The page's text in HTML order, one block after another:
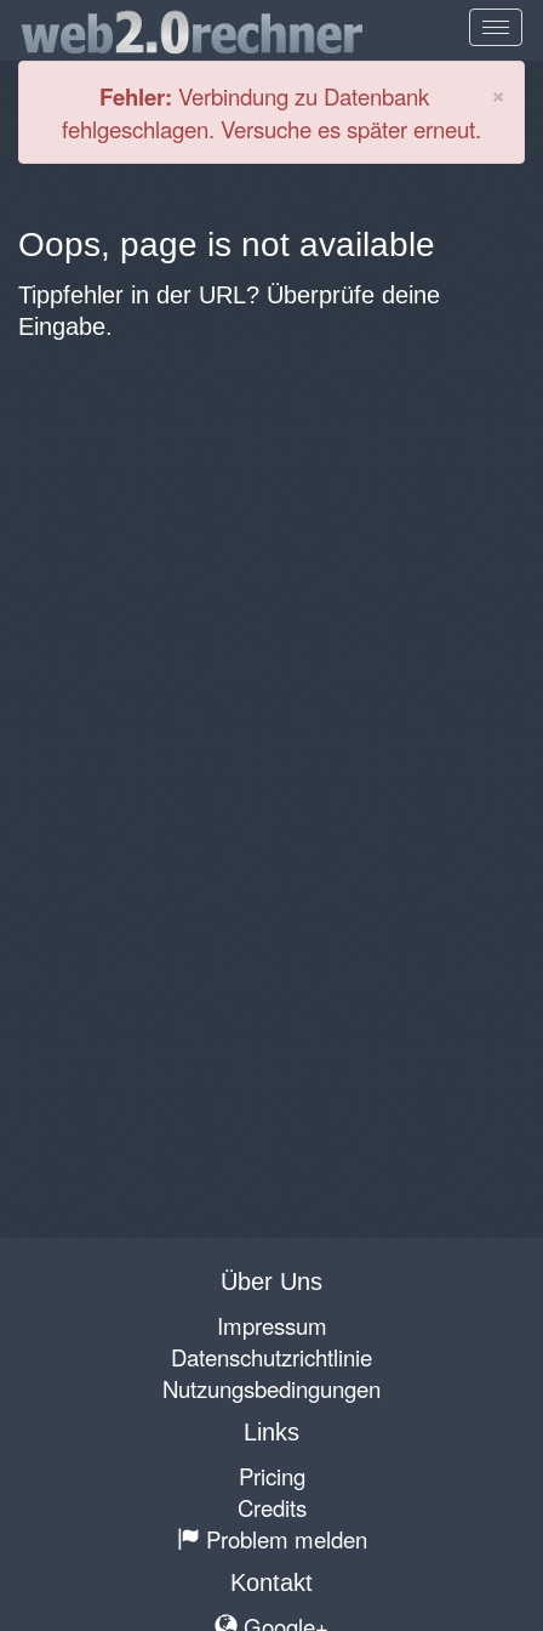
×
Fehler: Verbindung zu Datenbank
fehlgeschlagen. Versuche es später erneut.
Oops, page is not available
Tippfehler in der URL? Überprüfe deine
Eingabe.
Über Uns
Impressum
Datenschutzrichtlinie
Nutzungsbedingungen
Links
Pricing
Credits
Problem melden
Kontakt